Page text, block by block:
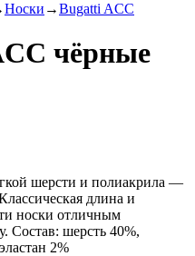
Носки Bugatti ACC
чёрные
шерсти и полиакрила —
длина и
носки отличным
Состав: шерсть 40%,
2%